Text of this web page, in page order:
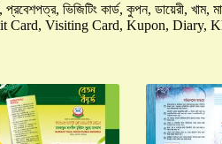
প্রবেশপত্র, ভিজিটিং কার্ড, কুপন,
Card, Visiting Card, Kupon, Diary,